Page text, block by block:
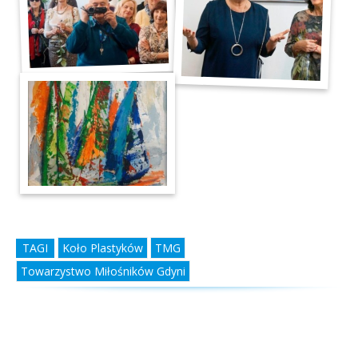
TAGI Koło Plastyków
TMG
Towarzystwo Miłośników Gdyni